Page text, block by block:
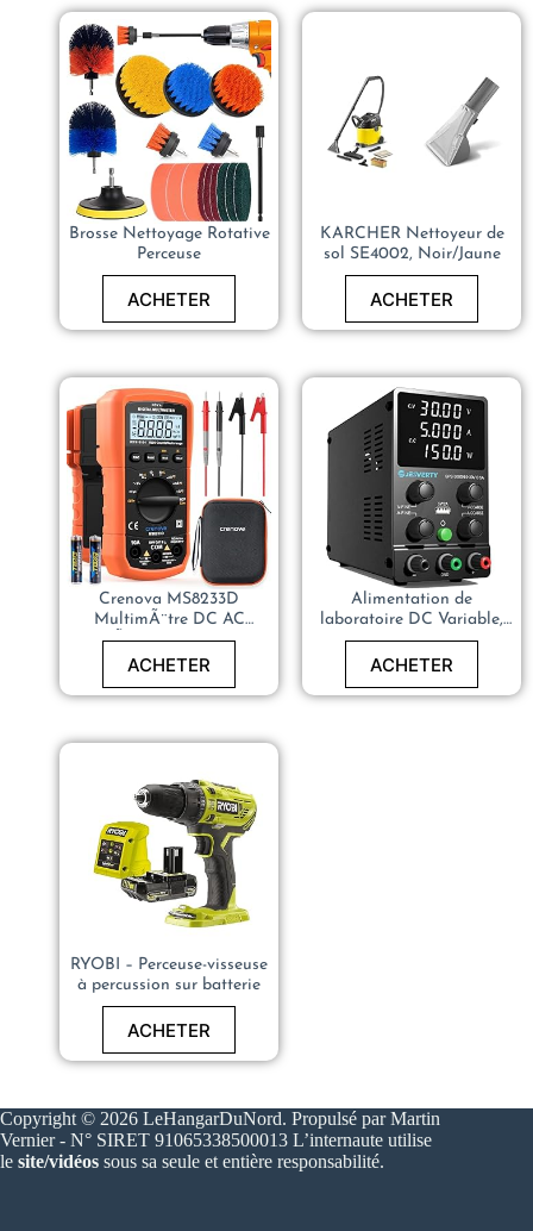
Brosse Nettoyage Rotative
Perceuse
ACHETER
KARCHER Nettoyeur de
sol SE4002, Noir/Jaune
ACHETER
Crenova MS8233D
MultimÃ¨tre DC AC
VoltmÃ¨tre Ohm Volt Amp
Testeur pour Tension
Capacitance ContinuitÃ©
Test de fil en direct avec
rÃ©troÃ©clairÃ© 6000
points
ACHETER
Alimentation de
laboratoire DC Variable,
Jesverty SPSFR-S/N/W
ACHETER
RYOBI – Perceuse-visseuse
à percussion sur batterie
ACHETER
Copyright © 2026 LeHangarDuNord. Propulsé par Martin
Vernier - N° SIRET 91065338500013 L’internaute utilise
le site/vidéos sous sa seule et entière responsabilité.